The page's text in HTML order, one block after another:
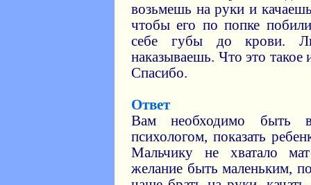
возьмешь на руки и
чтобы его по попке
себе губы до крови.
наказываешь. Что это такое
Спасибо.
Ответ
Вам необходимо быть
психологом, показать
Мальчику не хватало
желание быть маленьким,